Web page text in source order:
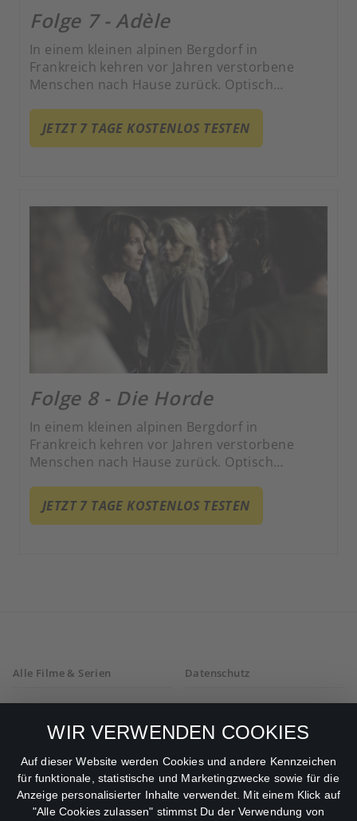
WIR VERWENDEN COOKIES
Auf dieser Website werden Cookies und andere Kennzeichen
für funktionale, statistische und Marketingzwecke sowie für die
Anzeige personalisierter Inhalte verwendet. Mit einem Klick auf
"Alle Cookies zulassen" stimmst Du der Verwendung von
Folge 7 - Adèle
In einem kleinen alpinen Bergdorf in
Frankreich kehren vor Jahren verstorbene
Menschen nach Hause zurück. Optisch
Tod fordern die Rückkehrer ihren Platz in der
Welt der Lebenden ein.
JETZT 7 TAGE KOSTENLOS TESTEN
Folge 8 - Die Horde
In einem kleinen alpinen Bergdorf in
Frankreich kehren vor Jahren verstorbene
Menschen nach Hause zurück. Optisch
Tod fordern die Rückkehrer ihren Platz in der
Welt der Lebenden ein.
JETZT 7 TAGE KOSTENLOS TESTEN
Alle Filme & Serien
AGB
Impressum
Datenschutz